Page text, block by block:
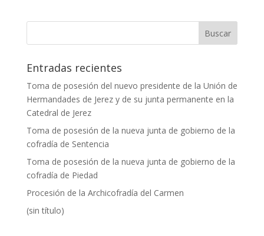
Entradas recientes
Toma de posesión del nuevo presidente de la Unión de
Hermandades de Jerez y de su junta permanente en la
Catedral de Jerez
Toma de posesión de la nueva junta de gobierno de la
cofradía de Sentencia
Toma de posesión de la nueva junta de gobierno de la
cofradía de Piedad
Procesión de la Archicofradía del Carmen
(sin título)